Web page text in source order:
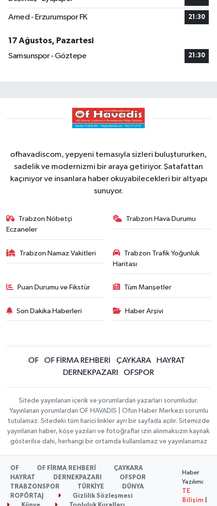
Amed - Erzurumspor FK 21:30
17 Ağustos, Pazartesi
Samsunspor - Göztepe
21:30
ofhavadiscom, yepyeni temasıyla sizleri buluştururken,
sadelik ve modernizmi bir araya getiriyor. Şatafattan
kaçınıyor ve insanlara haber okuyabilecekleri bir altyapı
sunuyor.
Trabzon Nöbetçi
Eczaneler
Trabzon Hava Durumu
Trabzon Namaz Vakitleri
Trabzon Trafik Yoğunluk
Haritası
Puan Durumu ve Fikstür Tüm Manşetler
Son Dakika Haberleri Haber Arşivi
OF OF FİRMA REHBERİ ÇAYKARA
HAYRAT
DERNEKPAZARI
OFSPOR
Sitede yayınlanan içerik ve yorumlardan yazarları sorumludur.
Yayınlanan yorumlardan OF HAVADİS | Ofun Haber Merkezi sorumlu
tutulamaz. Sitedeki tüm harici linkler ayrı bir sayfada açılır. Sitemizde
yayınlanan haber, köşe yazıları ve fotoğraflar izin alınmaksızın kaynak
gösterilse dahi, herhangi bir ortamda kullanılamaz ve yayınlanamaz
OF OF FİRMA REHBERİ
ÇAYKARA
HAYRAT
DERNEKPAZARI
OFSPOR
TRABZONSPOR
TÜRKİYE
DÜNYA
ROPÖRTAJ
Gizlilik Sözleşmesi
Haber
Yazılımı:
TE
Bilişim